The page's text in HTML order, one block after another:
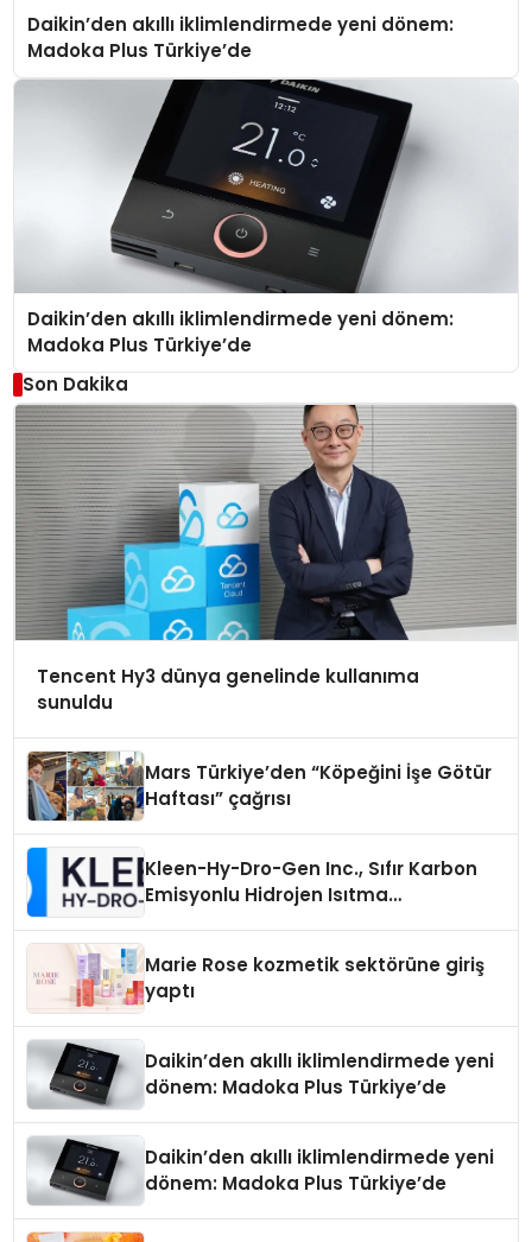
Daikin’den akıllı iklimlendirmede yeni dönem:
Madoka Plus Türkiye’de
Daikin’den akıllı iklimlendirmede yeni dönem:
Madoka Plus Türkiye’de
Son Dakika
Tencent Hy3 dünya genelinde kullanıma
sunuldu
Mars Türkiye’den “Köpeğini İşe Götür
Haftası” çağrısı
Kleen-Hy-Dro-Gen Inc., Sıfır Karbon
Emisyonlu Hidrojen Isıtma
Marie Rose kozmetik sektörüne giriş
yaptı
Daikin’den akıllı iklimlendirmede yeni
dönem: Madoka Plus Türkiye’de
Daikin’den akıllı iklimlendirmede yeni
dönem: Madoka Plus Türkiye’de